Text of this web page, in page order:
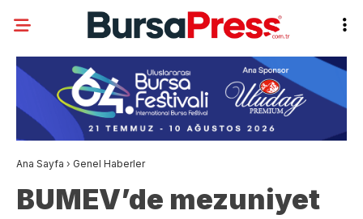
Ana Sayfa › Genel Haberler
BUMEV’de mezuniyet